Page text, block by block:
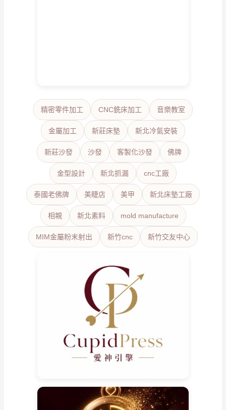
精密零件加工 CNC銑床加工 音樂教室
金屬加工 新莊床墊 新北冷氣安裝
新莊沙發 沙發 客製化沙發 佛牌
金型設計 新北抓漏 cnc工廠
泰國老佛牌 美睫店 美甲 新北床墊工廠
相親 新北素料 mold manufacture
MIM金屬粉末射出 新竹cnc 新竹交友中心